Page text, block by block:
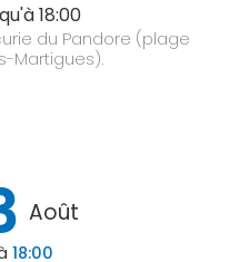
18:00
du Pandore (plage
Martigues).
Août
18:00